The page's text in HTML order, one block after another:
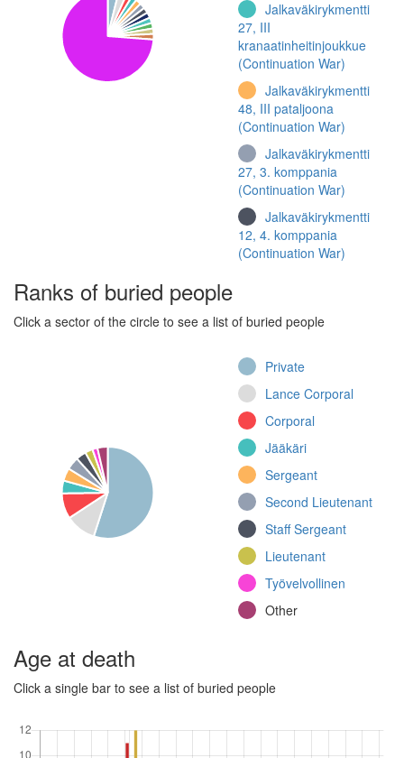
Jalkaväkirykmentti
27, III
kranaatinheitinjoukkue
(Continuation War)
Jalkaväkirykmentti
48, III pataljoona
(Continuation War)
Jalkaväkirykmentti
27, 3. komppania
(Continuation War)
Jalkaväkirykmentti
12, 4. komppania
(Continuation War)
Kevyt osasto 3
Jalkaväkirykmentti
27, I
kranaatinheitinjoukkue
(Continuation War)
Jalkaväkirykmentti
27, II
kranaatinheitinjoukkue
(Continuation War)
Jalkaväkirykmentti 6,
6. komppania
(Continuation War)
Other
Ranks of buried people
Click a sector of the circle to see a list of buried people
Private
Lance Corporal
Corporal
Jääkäri
Sergeant
Second Lieutenant
Staff Sergeant
Lieutenant
Työvelvollinen
Other
Age at death
Click a single bar to see a list of buried people